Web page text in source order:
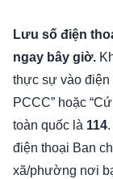
Lưu số điện
ngay bây giờ.
thực sự vào điện
PCCC” hoặc
toàn quốc là 114
điện thoại Ban
xã/phường nơi